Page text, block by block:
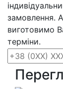
замовлення.
виготовимо
терміни.